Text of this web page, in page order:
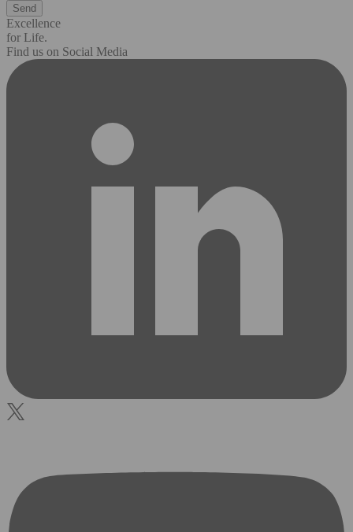
Excellence
for Life.
Find us on Social Media